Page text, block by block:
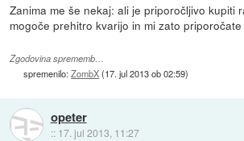
Zanima me še nekaj: ali je priporočljivo kupiti
mogoče prehitro kvarijo in mi zato
Zgodovina sprememb…
spremenilo:ZombX(17. jul 2013 ob 02:59)
opeter
:: 17. jul 2013, 11:27